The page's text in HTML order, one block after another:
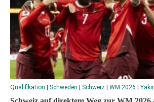
Qualifikation | Schweden | Schweiz | WM 2026 |